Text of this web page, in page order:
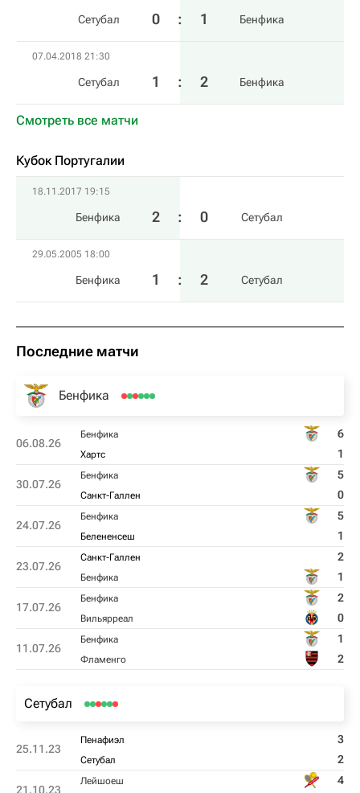
Сетубал 0 : 1 Бенфика
07.04.2018 21:30
Сетубал 1 : 2 Бенфика
Смотреть все матчи
Кубок Португалии
18.11.2017 19:15
Бенфика 2 : 0 Сетубал
29.05.2005 18:00
Бенфика 1 : 2 Сетубал
Последние матчи
Бенфика
06.08.26
Бенфика 6
Хартс 1
30.07.26
Бенфика 5
Санкт-Галлен 0
24.07.26
Бенфика 5
Белененсеш 1
23.07.26
Санкт-Галлен 2
Бенфика 1
17.07.26
Бенфика 2
Вильярреал 0
11.07.26
Бенфика 1
Фламенго 2
Сетубал
25.11.23
Пенафиэл 3
Сетубал 2
21.10.23
Лейшоеш 4